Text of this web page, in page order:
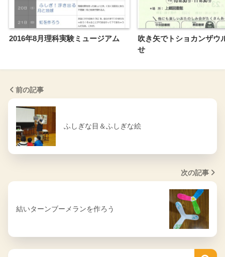
2016年8月理科実験ミュージアム
吹き矢でトショカンザウ
せ
前の記事
ふしぎな目＆ふしぎな絵
次の記事
結いターンブーメランを作ろう